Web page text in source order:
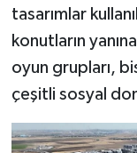
tasarımlar
konutların
oyun grupları,
çeşitli sosyal